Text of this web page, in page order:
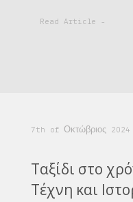
Read Article -
7th of Οκτώβριος 2024
Ταξίδι στο
Τέχνη και